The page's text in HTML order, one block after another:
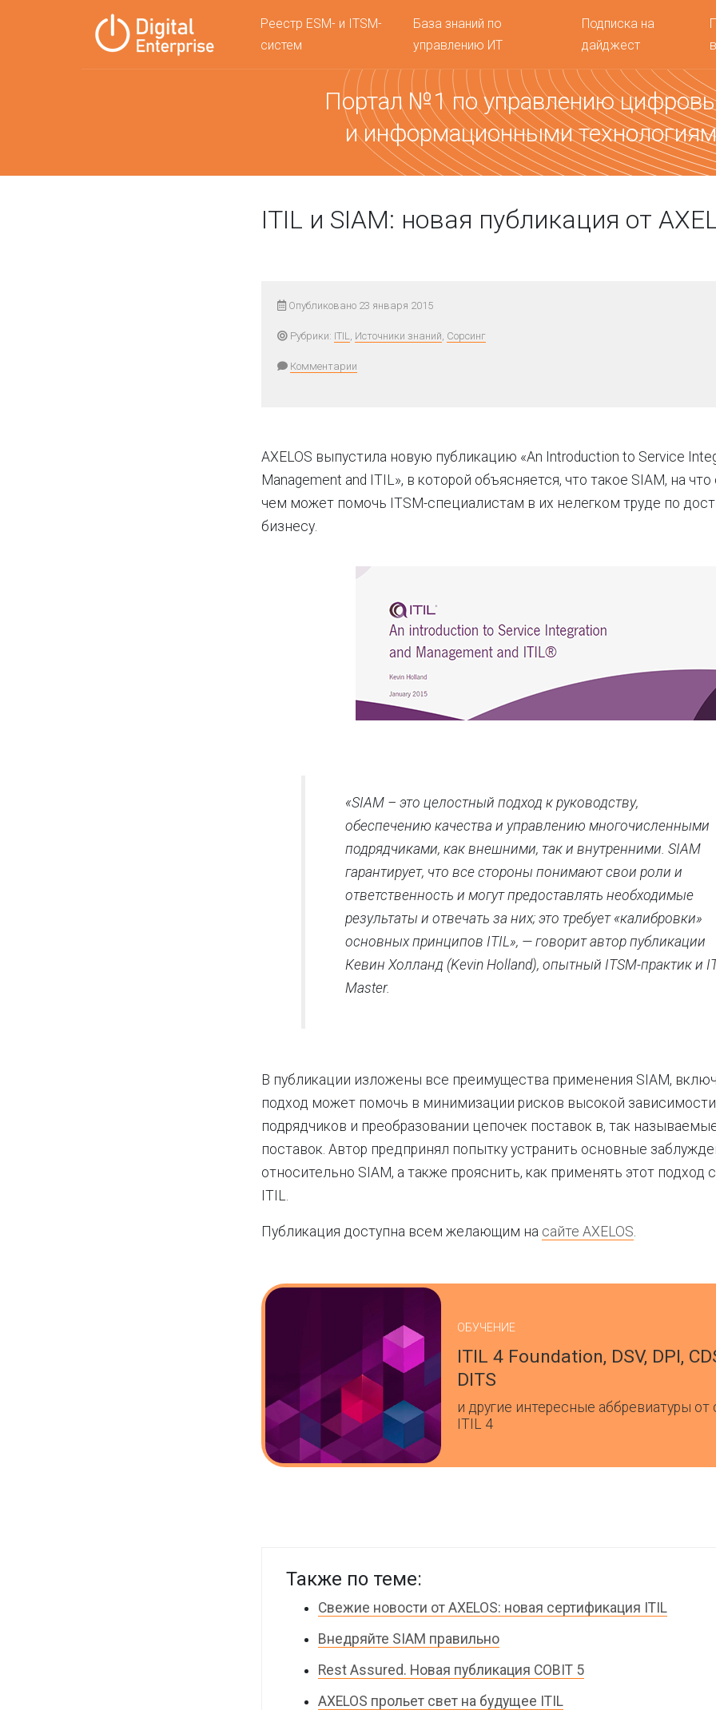
Реестр ESM- и ITSM-
систем
База знаний по
управлению ИТ
Подписка на
дайджест
Портал №1 по управлению
и информационными
ITIL и SIAM: новая публикация от
Опубликовано 23 января 2015
Рубрики: ITIL, Источники знаний, Сорсинг
Комментарии
AXELOS выпустила новую публикацию «An Introduction to Service
Management and ITIL», в которой объясняется, что такое SIAM, на
чем может помочь ITSM-специалистам в их нелегком труде по
бизнесу.
«SIAM – это целостный подход к руководству,
обеспечению качества и управлению многочисленными
подрядчиками, как внешними, так и внутренними. SIAM
гарантирует, что все стороны понимают свои роли и
ответственность и могут предоставлять необходимые
результаты и отвечать за них; это требует «калибровки»
основных принципов ITIL», — говорит автор публикации
Кевин Холланд (Kevin Holland), опытный ITSM-практик и
Master.
В публикации изложены все преимущества применения SIAM,
подход может помочь в минимизации рисков высокой
подрядчиков и преобразовании цепочек поставок в, так
поставок. Автор предпринял попытку устранить основные
относительно SIAM, а также прояснить, как применять этот подход
ITIL.
Публикация доступна всем желающим на сайте AXELOS.
ОБУЧЕНИЕ
ITIL 4 Foundation, DSV, DPI,
DITS
и другие интересные аббревиатуры от
ITIL 4
Также по теме:
Свежие новости от AXELOS: новая сертификация ITIL
Внедряйте SIAM правильно
Rest Assured. Новая публикация COBIT 5
AXELOS прольет свет на будущее ITIL